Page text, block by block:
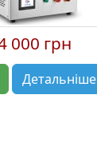
000 грн
Детальніше